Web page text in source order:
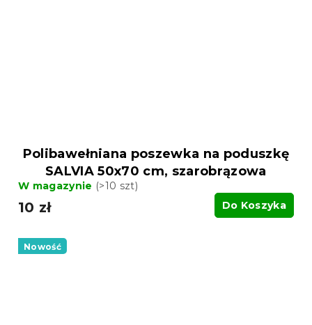
Polibawełniana poszewka na poduszkę
SALVIA 50x70 cm, szarobrązowa
W magazynie (>10 szt)
10 zł Do Koszyka
Nowość